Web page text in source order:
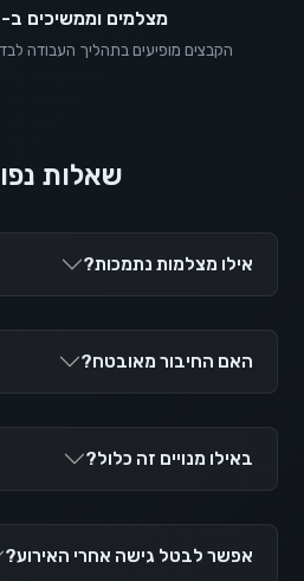
מצלמים וממשיכים ב-PicSmart
הקבצים מופיעים בתהליך העבודה
שאלות
אילו מצלמות נתמכות?
האם החיבור מאובטח?
באילו מנויים זה כלול?
אפשר לבטל גישה אחרי האירוע?